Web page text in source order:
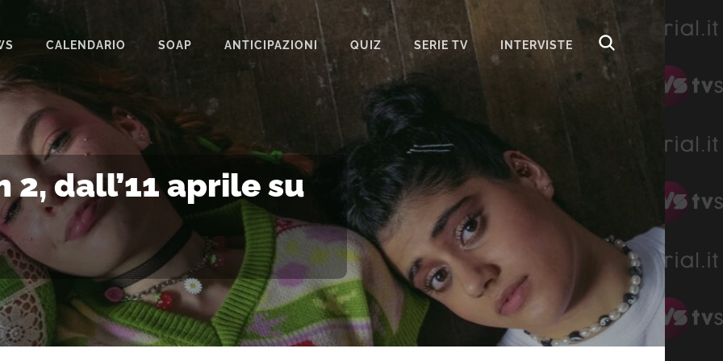
CALENDARIO SOAP
BEAUTIFUL
IL PARADISO DELLE SIGNORE
SEGRETI DI FAMIGLIA
TEMPESTA D’AMORE
UN POSTO AL SOLE
ANTICIPAZIONI QUIZ SERIE TV INTERVISTE
dall’11 aprile su